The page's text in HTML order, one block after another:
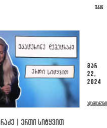
ᲣᲙᲐᲜ
ᲛᲐᲠ
22,
2024
ᲐᲓᲐᲛᲘᲐᲜᲔᲑᲘ
| ᲔᲠᲗᲘ ᲡᲘᲢᲧᲕᲘᲗ